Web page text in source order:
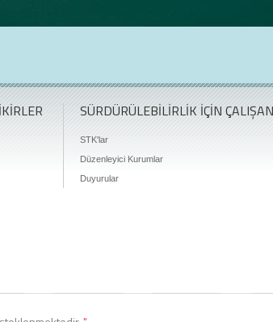
SÜRDÜRÜLEBİLİRLİK İÇİN
STK'lar
Düzenleyici Kurumlar
Duyurular